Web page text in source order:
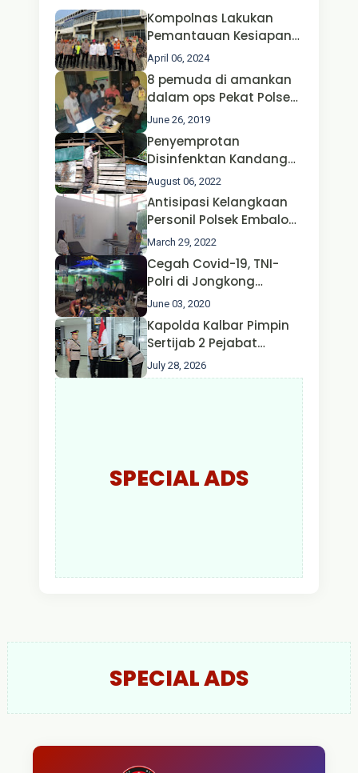
Kompolnas Lakukan
Pemantauan Kesiapan
Operasi Ketupat 2024 di
Polda Jatim Bersama
Kapolri dan Menteri
Perhubungan
April 06, 2024
8 pemuda di amankan
dalam ops Pekat Polsek
Jongkong
June 26, 2019
Penyemprotan
Disinfenktan Kandang
Ternak Kambing warga
Oleh Satgas Ops Aman
Nusa II Polda Kalbar*
August 06, 2022
Antisipasi Kelangkaan
Personil Polsek Embaloh
Hulu Gencar Lakukan
Pengecekan Oksigen
March 29, 2022
Cegah Covid-19, TNI-
Polri di Jongkong
Himbau Masyarakat
Jangan Kumpul Hinga
Larut Malam.
June 03, 2020
Kapolda Kalbar Pimpin
Sertijab 2 Pejabat
Utama dan 7 Kapolres,
AKBP Wisnu Perdana
July 28, 2026
SPECIAL ADS
SPECIAL ADS